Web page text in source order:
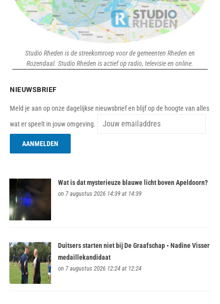
Studio Rheden is de streekomroep voor de gemeenten Rheden en
Rozendaal. Studio Rheden is actief op radio, televisie en online.
NIEUWSBRIEF
Meld je aan op onze dagelijkse nieuwsbrief en blijf op de hoogte van alles
wat er speelt in jouw omgeving.
Wat is dat mysterieuze blauwe licht boven Apeldoorn?
on 7 augustus 2026 14:39 at 14:39
Duitsers starten niet bij De Graafschap • Nadine Visser
medaillekandidaat
on 7 augustus 2026 12:24 at 12:24